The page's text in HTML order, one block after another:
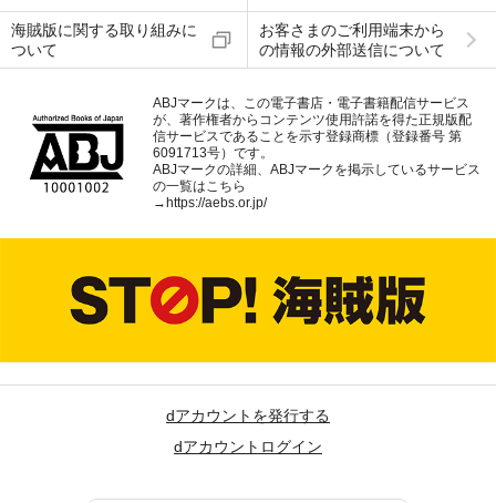
海賊版に関する取り組みに
ついて
お客さまのご利用端末から
の情報の外部送信について
ABJマークは、この電子書店・電子書籍配信サービス
が、著作権者からコンテンツ使用許諾を得た正規版配
信サービスであることを示す登録商標（登録番号 第
6091713号）です。
ABJマークの詳細、ABJマークを掲示しているサービス
の一覧はこちら
→ https://aebs.or.jp/
dアカウントを発行する
dアカウントログイン